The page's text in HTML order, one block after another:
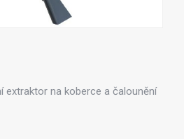
extraktor na koberce a čalounění